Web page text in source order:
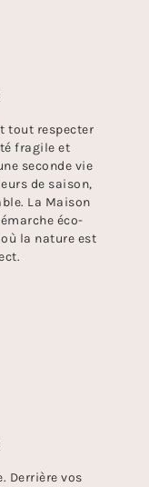
tout respecter
fragile et
seconde vie
de saison,
La Maison
éco-
la nature est
Derrière vos